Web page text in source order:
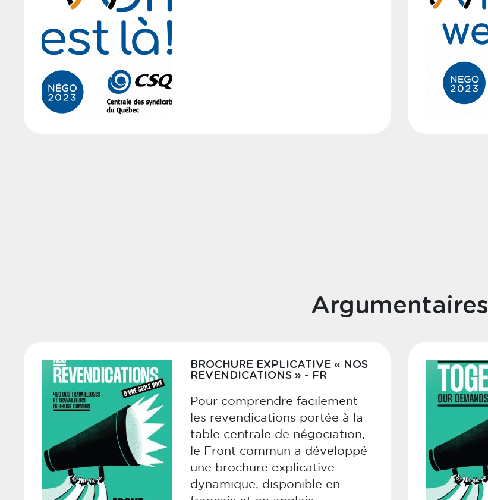
Argumentaires
BROCHURE EXPLICATIVE « NOS
REVENDICATIONS » - FR
Pour comprendre facilement
les revendications portée à la
table centrale de négociation,
le Front commun a développé
une brochure explicative
dynamique, disponible en